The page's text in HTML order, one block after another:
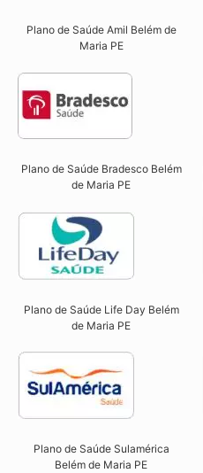
Plano de Saúde Amil Belém de
Maria PE
Plano de Saúde Bradesco Belém
de Maria PE
Plano de Saúde Life Day Belém
de Maria PE
Plano de Saúde Sulamérica
Belém de Maria PE